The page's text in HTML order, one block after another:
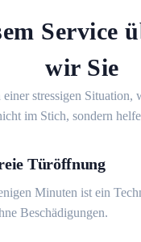
Service
wir Sie
stressigen Situation,
im Stich, sondern
Türöffnung
Minuten ist ein
Beschädigungen.